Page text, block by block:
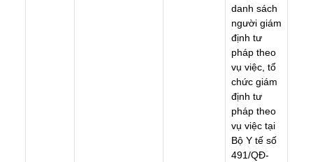
danh sách
người giám
định tư
pháp theo
vụ việc tổ
chức giám
định tư
pháp theo
vụ việc tại
Bộ Y tế số
491/QĐ-